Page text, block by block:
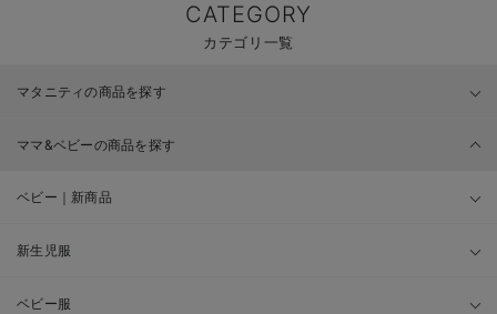
CATEGORY
カテゴリ一覧
マタニティの商品を探す
ママ&ベビーの商品を探す
ベビー｜新商品
新生児服
ベビー服